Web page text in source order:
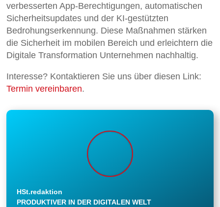
verbesserten App-Berechtigungen, automatischen
Sicherheitsupdates und der KI-gestützten
Bedrohungserkennung. Diese Maßnahmen stärken
die Sicherheit im mobilen Bereich und erleichtern die
Digitale Transformation Unternehmen nachhaltig.
Interesse? Kontaktieren Sie uns über diesen Link:
Termin vereinbaren.
HSt.redaktion
PRODUKTIVER IN DER DIGITALEN WELT